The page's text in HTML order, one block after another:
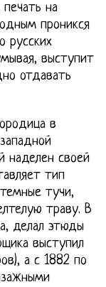
на
проникся
русских
выступит
отдавать
в
наделен своей
тип
тучи,
траву. В
делал этюды
выступил
а с 1882 по